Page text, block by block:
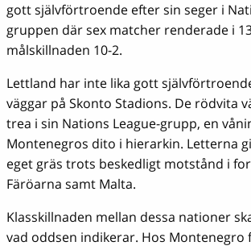
gott självförtroende efter sin seger i
gruppen där sex matcher renderade i
målskillnaden 10-2.
Lettland har inte lika gott
väggar på Skonto Stadions. De rödvita
trea i sin Nations League-grupp, en
Montenegros dito i hierarkin. Letterna
eget gräs trots beskedligt motstånd i
Färöarna samt Malta.
Klasskillnaden mellan dessa nationer
vad oddsen indikerar. Hos Montenegro